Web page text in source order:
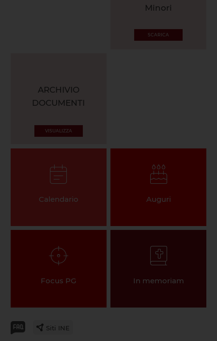
Minori
SCARICA
ARCHIVIO
DOCUMENTI
VISUALIZZA
Calendario Auguri
Focus PG In memoriam
Siti INE